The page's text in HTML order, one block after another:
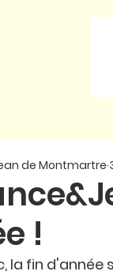
!
de Montmartre
la fin